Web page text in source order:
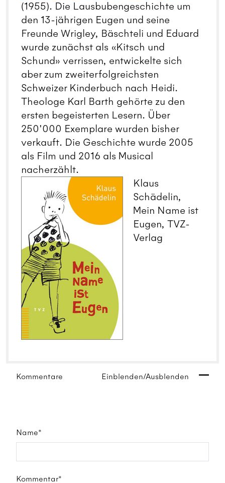
(1955). Die Lausbubengeschichte um
den 13-jährigen Eugen und seine
Freunde Wrigley, Bäschteli und Eduard
wurde zunächst als «Kitsch und
Schund» verrissen, entwickelte sich
aber zum zweiterfolgreichsten
Schweizer Kinderbuch nach Heidi.
Theologe Karl Barth gehörte zu den
ersten begeisterten Lesern. Über
250'000 Exemplare wurden bisher
verkauft. Die Geschichte wurde 2005
als Film und 2016 als Musical
nacherzählt.
Klaus
Schädelin,
Mein Name ist
Eugen, TVZ-
Verlag
Kommentare Einblenden/Ausblenden
Name*
Kommentar*